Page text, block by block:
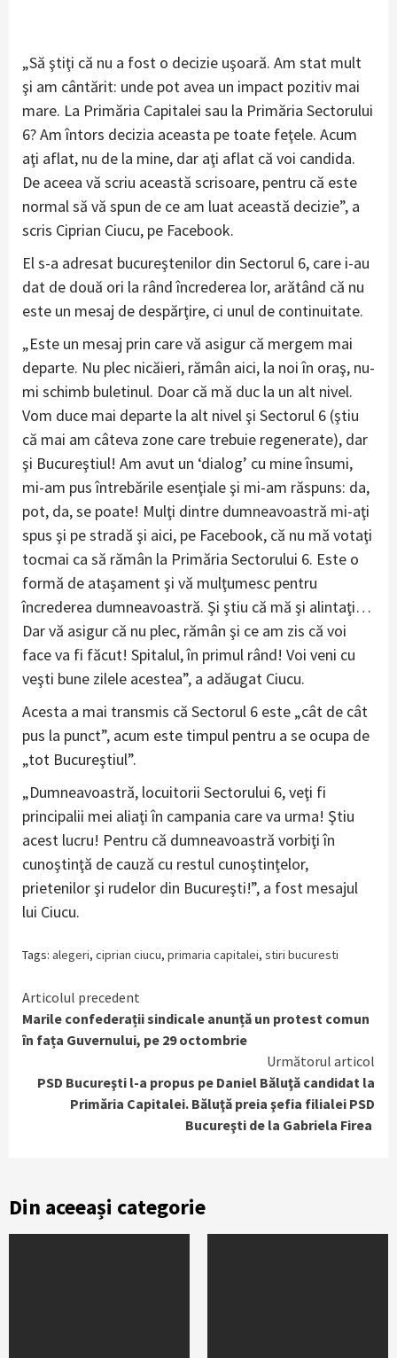
„Să ştiţi că nu a fost o decizie uşoară. Am stat mult
şi am cântărit: unde pot avea un impact pozitiv mai
mare. La Primăria Capitalei sau la Primăria Sectorului
6? Am întors decizia aceasta pe toate feţele. Acum
aţi aflat, nu de la mine, dar aţi aflat că voi candida.
De aceea vă scriu această scrisoare, pentru că este
normal să vă spun de ce am luat această decizie”, a
scris Ciprian Ciucu, pe Facebook.
El s-a adresat bucureştenilor din Sectorul 6, care i-au
dat de două ori la rând încrederea lor, arătând că nu
este un mesaj de despărţire, ci unul de continuitate.
„Este un mesaj prin care vă asigur că mergem mai
departe. Nu plec nicăieri, rămân aici, la noi în oraş, nu-
mi schimb buletinul. Doar că mă duc la un alt nivel.
Vom duce mai departe la alt nivel şi Sectorul 6 (ştiu
că mai am câteva zone care trebuie regenerate), dar
şi Bucureştiul! Am avut un ‘dialog’ cu mine însumi,
mi-am pus întrebările esenţiale şi mi-am răspuns: da,
pot, da, se poate! Mulţi dintre dumneavoastră mi-aţi
spus şi pe stradă şi aici, pe Facebook, că nu mă votaţi
tocmai ca să rămân la Primăria Sectorului 6. Este o
formă de ataşament şi vă mulţumesc pentru
încrederea dumneavoastră. Şi ştiu că mă şi alintaţi…
Dar vă asigur că nu plec, rămân şi ce am zis că voi
face va fi făcut! Spitalul, în primul rând! Voi veni cu
veşti bune zilele acestea”, a adăugat Ciucu.
Acesta a mai transmis că Sectorul 6 este „cât de cât
pus la punct”, acum este timpul pentru a se ocupa de
„tot Bucureştiul”.
„Dumneavoastră, locuitorii Sectorului 6, veţi fi
principalii mei aliaţi în campania care va urma! Ştiu
acest lucru! Pentru că dumneavoastră vorbiţi în
cunoştinţă de cauză cu restul cunoştinţelor,
prietenilor şi rudelor din Bucureşti!”, a fost mesajul
lui Ciucu.
Tags: alegeri, ciprian ciucu, primaria capitalei, stiri bucuresti
Continue
Reading
Articolul precedent
Marile confederații sindicale anunță un protest comun
în fața Guvernului, pe 29 octombrie
Următorul articol
PSD Bucureşti l-a propus pe Daniel Băluţă candidat la
Primăria Capitalei. Băluţă preia şefia filialei PSD
Bucureşti de la Gabriela Firea
Din aceeași categorie